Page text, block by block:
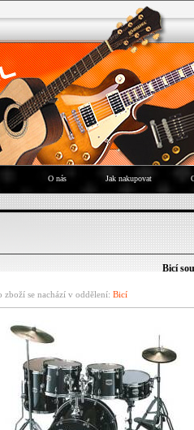
O nás Jak nakupovat
Bicí
zboží se nachází v oddělení: Bicí